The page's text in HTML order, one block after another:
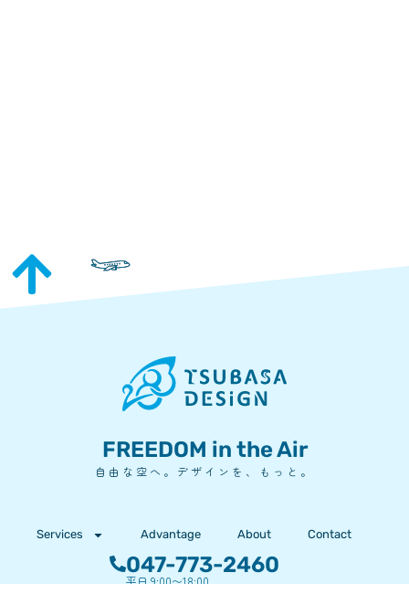
FREEDOM in the Air
自由な空へ。デザインを、もっと。
Services Advantage About Contact
047-773-2460
平日 9:00〜18:00